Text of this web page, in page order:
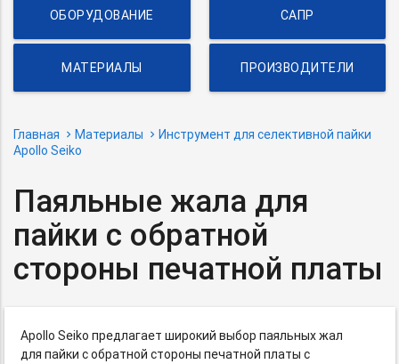
ОБОРУДОВАНИЕ САПР
МАТЕРИАЛЫ ПРОИЗВОДИТЕЛИ
Главная Материалы
Инструмент для селективной пайки
Apollo Seiko
Паяльные жала для
пайки с обратной
стороны печатной платы
Apollo Seiko предлагает широкий выбор паяльных жал
для пайки с обратной стороны печатной платы с